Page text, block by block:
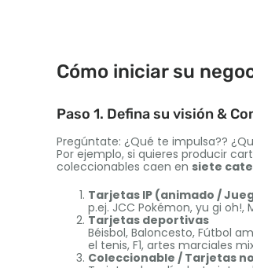
Cómo iniciar su
Paso 1. Defina su visión &
Pregúntate: ¿Qué te impulsa??
Por ejemplo, si quieres producir
coleccionables caen en siete
Tarjetas IP (animado /
p.ej. JCC Pokémon, yu gi oh!,
Tarjetas deportivas
Béisbol, Baloncesto, Fútbol
el tenis, F1, artes marciales
Coleccionable / Tarjetas